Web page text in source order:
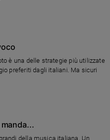
è una delle strategie più utilizzate
preferiti dagli italiani. Ma sicuri
della musica italiana. Un